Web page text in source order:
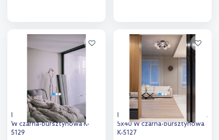
Kaja Floro lampa stojąca 2x40
W czarna-bursztynowa K-
5129
Kaja Floro lampa podsufitowa
5x40 W czarna-bursztynowa
K-5127